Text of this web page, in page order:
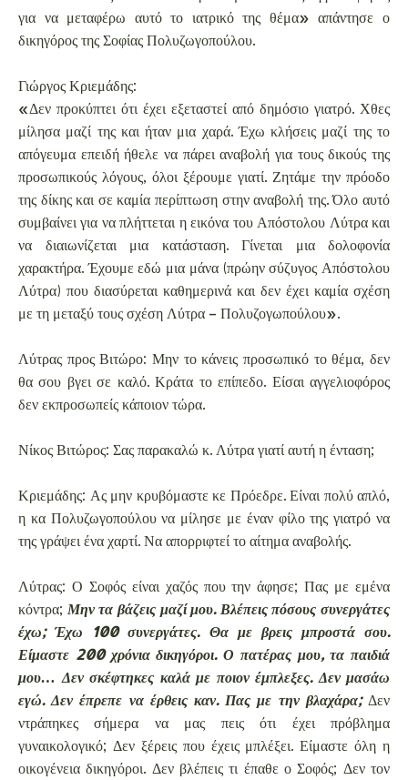
για να μεταφέρω αυτό το ιατρικό της θέμα» απάντησε ο
δικηγόρος της Σοφίας Πολυζωγοπούλου.
Γιώργος Κριεμάδης:
«Δεν προκύπτει ότι έχει εξεταστεί από δημόσιο γιατρό. Χθες
μίλησα μαζί της και ήταν μια χαρά. Έχω κλήσεις μαζί της το
απόγευμα επειδή ήθελε να πάρει αναβολή για τους δικούς της
προσωπικούς λόγους, όλοι ξέρουμε γιατί. Ζητάμε την πρόοδο
της δίκης και σε καμία περίπτωση στην αναβολή της. Όλο αυτό
συμβαίνει για να πλήττεται η εικόνα του Απόστολου Λύτρα και
να διαιωνίζεται μια κατάσταση. Γίνεται μια δολοφονία
χαρακτήρα. Έχουμε εδώ μια μάνα (πρώην σύζυγος Απόστολου
Λύτρα) που διασύρεται καθημερινά και δεν έχει καμία σχέση
με τη μεταξύ τους σχέση Λύτρα – Πολυζογωπούλου».
Λύτρας προς Βιτώρο: Μην το κάνεις προσωπικό το θέμα, δεν
θα σου βγει σε καλό. Κράτα το επίπεδο. Είσαι αγγελιοφόρος
δεν εκπροσωπείς κάποιον τώρα.
Νίκος Βιτώρος: Σας παρακαλώ κ. Λύτρα γιατί αυτή η ένταση;
Κριεμάδης: Ας μην κρυβόμαστε κε Πρόεδρε. Είναι πολύ απλό,
η κα Πολυζωγοπούλου να μίλησε με έναν φίλο της γιατρό να
της γράψει ένα χαρτί. Να απορριφτεί το αίτημα αναβολής.
Λύτρας: Ο Σοφός είναι χαζός που την άφησε; Πας με εμένα
κόντρα; Μην τα βάζεις μαζί μου. Βλέπεις πόσους συνεργάτες
έχω; Έχω 100 συνεργάτες. Θα με βρεις μπροστά σου.
Είμαστε 200 χρόνια δικηγόροι. Ο πατέρας μου, τα παιδιά
μου… Δεν σκέφτηκες καλά με ποιον έμπλεξες. Δεν μασάω
εγώ. Δεν έπρεπε να έρθεις καν. Πας με την βλαχάρα;Δεν
ντράπηκες σήμερα να μας πεις ότι έχει πρόβλημα
γυναικολογικό; Δεν ξέρεις που έχεις μπλέξει. Είμαστε όλη η
οικογένεια δικηγόροι. Δεν βλέπεις τι έπαθε ο Σοφός; Δεν τον